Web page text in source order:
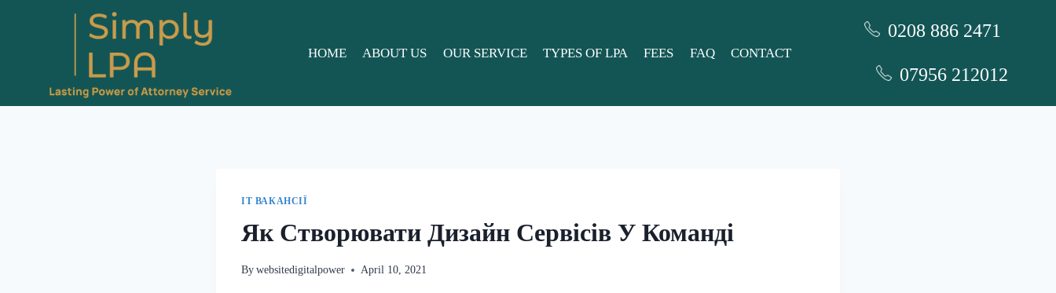
0208 886 2471
07956 212012
HOME ABOUT US OUR SERVICE TYPES OF LPA FEES FAQ CONTACT
IT ВАКАНСІЇ
Як Створювати Дизайн Сервісів У Команді
By websitedigitalpower April 10, 2021